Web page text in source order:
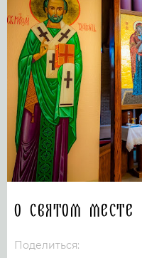
О святом месте
Поделиться: